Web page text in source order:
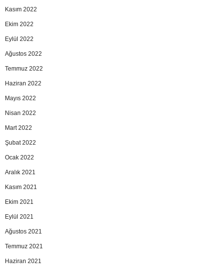
Kasım 2022
Ekim 2022
Eylül 2022
Ağustos 2022
Temmuz 2022
Haziran 2022
Mayıs 2022
Nisan 2022
Mart 2022
Şubat 2022
Ocak 2022
Aralık 2021
Kasım 2021
Ekim 2021
Eylül 2021
Ağustos 2021
Temmuz 2021
Haziran 2021